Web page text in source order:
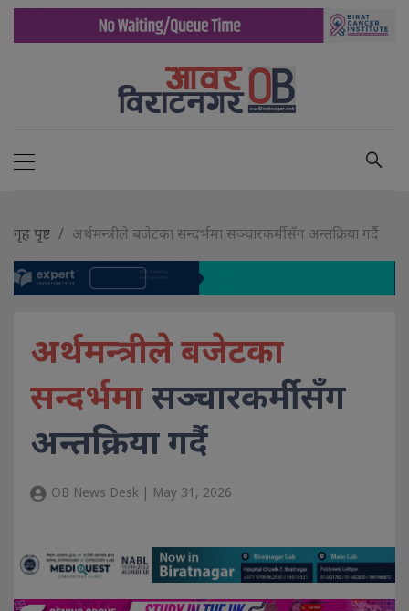
गृह पृष्ट अर्थमन्त्रीले बजेटका सन्दर्भमा सञ्चारकर्मीसँग अन्तक्रिया गर्दै
अर्थमन्त्रीले बजेटका
सन्दर्भमासञ्चारकर्मीसँग
अन्तक्रिया गर्दै
OB News Desk | May 31, 2026